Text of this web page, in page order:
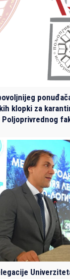
klopki za
Poljoprivrednog